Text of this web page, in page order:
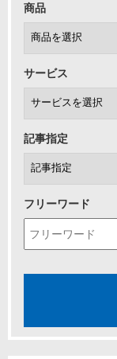
商品
サービス
記事指定
フリーワード